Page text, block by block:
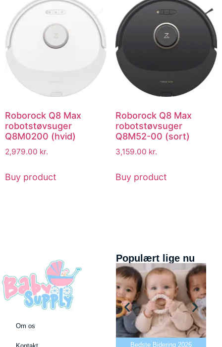
Roborock Q8 Max
robotstøvsuger
Q8M0200 (hvid)
2,979.00 kr.
Buy product
Roborock Q8 Max
robotstøvsuger
Q8M52-00 (sort)
3,159.00 kr.
Buy product
Om os
Populært lige nu
Bedste puslepude 2026 Bedste Bidering 2026